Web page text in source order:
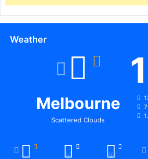
Weather
Melbourne
Scattered Clouds